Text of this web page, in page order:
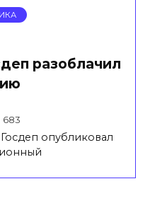
разоблачил
683
опубликовал